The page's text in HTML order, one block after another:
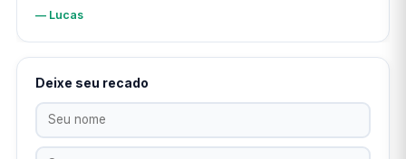
— Lucas
Deixe seu recado